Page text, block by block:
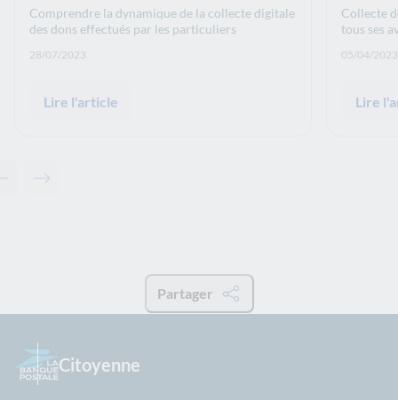
Comprendre la dynamique de la collecte digitale
des dons effectués par les particuliers
Date de publication: :
28/07/2023
Lire l'article
Collecte
tous ses
Date de
05/04/2023
Lire
Contenu précédent - Articles associés
Contenu suivant - Articles associés
Partager
Citoyenne